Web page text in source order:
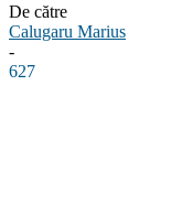
De către
Calugaru Marius
-
627